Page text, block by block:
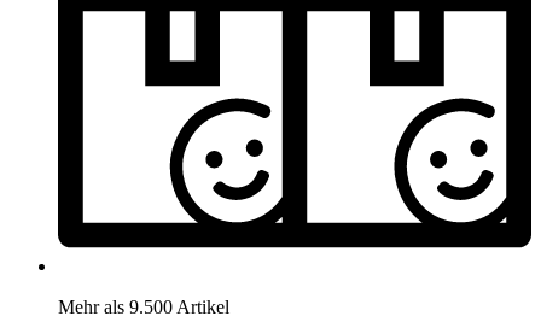
Mehr als 9.500 Artikel